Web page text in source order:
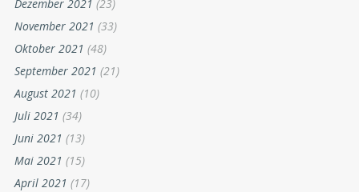
Dezember 2021 (23)
November 2021 (33)
Oktober 2021 (48)
September 2021 (21)
August 2021 (10)
Juli 2021 (34)
Juni 2021 (13)
Mai 2021 (15)
April 2021 (17)